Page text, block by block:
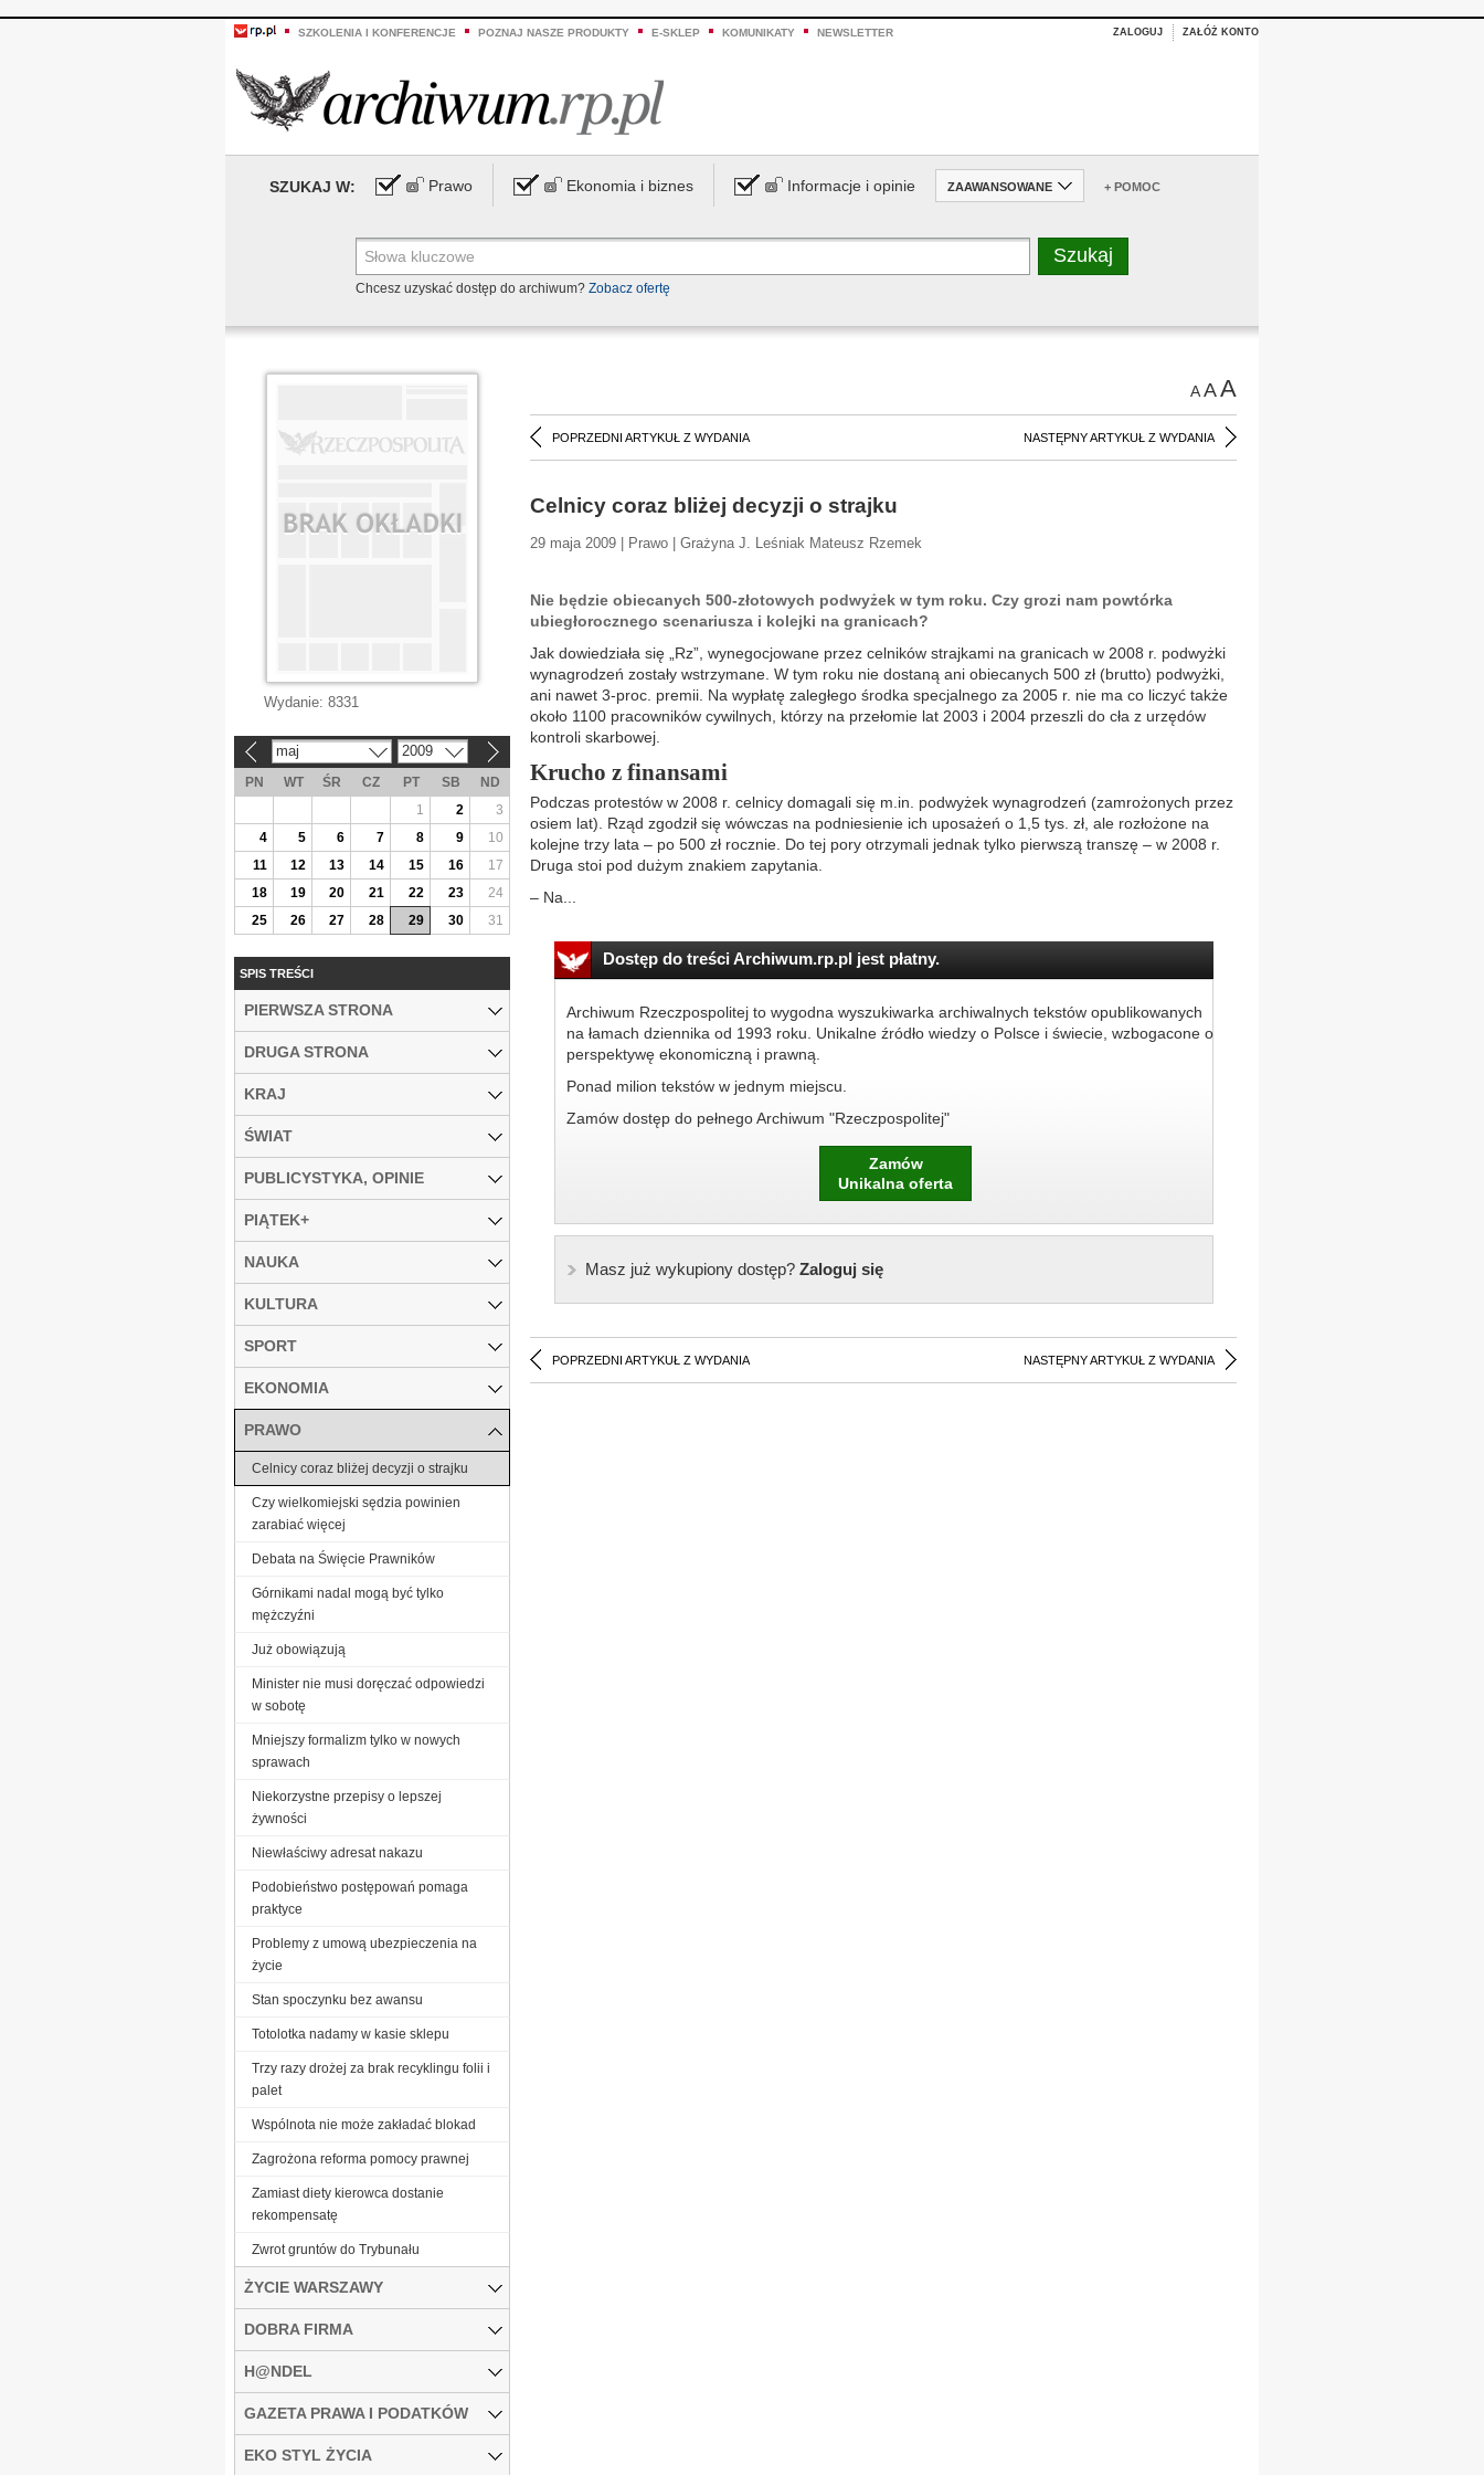
SZKOLENIA I KONFERENCJE POZNAJ NASZE PRODUKTY E-SKLEP KOMUNIKATY NEWSLETTER ZALOGUJ ZAŁÓŻ KONTO
SZUKAJ W: Prawo Ekonomia i biznes Informacje i opinie ZAAWANSOWANE + POMOC
Chcesz uzyskać dostęp do archiwum? Zobacz ofertę
AAA
POPRZEDNI ARTYKUŁ Z WYDANIA NASTĘPNY ARTYKUŁ Z WYDANIA
Celnicy coraz bliżej decyzji o strajku
29 maja 2009 | Prawo | Grażyna J. Leśniak Mateusz Rzemek
Nie będzie obiecanych 500-złotowych podwyżek w tym roku. Czy grozi nam powtórka
ubiegłorocznego scenariusza i kolejki na granicach?
Jak dowiedziała się „Rz”, wynegocjowane przez celników strajkami na granicach w 2008 r. podwyżki
wynagrodzeń zostały wstrzymane. W tym roku nie dostaną ani obiecanych 500 zł (brutto) podwyżki,
ani nawet 3-proc. premii. Na wypłatę zaległego środka specjalnego za 2005 r. nie ma co liczyć także
około 1100 pracowników cywilnych, którzy na przełomie lat 2003 i 2004 przeszli do cła z urzędów
kontroli skarbowej.
Krucho z finansami
Podczas protestów w 2008 r. celnicy domagali się m.in. podwyżek wynagrodzeń (zamrożonych przez
osiem lat). Rząd zgodził się wówczas na podniesienie ich uposażeń o 1,5 tys. zł, ale rozłożone na
kolejne trzy lata – po 500 zł rocznie. Do tej pory otrzymali jednak tylko pierwszą transzę – w 2008 r.
Druga stoi pod dużym znakiem zapytania.
– Na...
Dostęp do treści Archiwum.rp.pl jest płatny.
Archiwum Rzeczpospolitej to wygodna wyszukiwarka archiwalnych tekstów opublikowanych
na łamach dziennika od 1993 roku. Unikalne źródło wiedzy o Polsce i świecie, wzbogacone o
perspektywę ekonomiczną i prawną.
Ponad milion tekstów w jednym miejscu.
Zamów dostęp do pełnego Archiwum "Rzeczpospolitej"
Zamów
Unikalna oferta
Masz już wykupiony dostęp?Zaloguj się
POPRZEDNI ARTYKUŁ Z WYDANIA NASTĘPNY ARTYKUŁ Z WYDANIA
Wydanie: 8331
maj 2009
PN WT ŚR CZ PT SB
ND
1
2
3
4
5 6 7 8 9
10
11
12 13 14 15 16
17
18
19 20 21 22 23
24
25
26 27 28 29 30 31
SPIS TREŚCI
PIERWSZA STRONA
DRUGA STRONA
KRAJ
ŚWIAT
PUBLICYSTYKA, OPINIE
PIĄTEK+
NAUKA
KULTURA
SPORT
EKONOMIA
PRAWO
Celnicy coraz bliżej decyzji o strajku
Czy wielkomiejski sędzia powinien
zarabiać więcej
Debata na Święcie Prawników
Górnikami nadal mogą być tylko
mężczyźni
Już obowiązują
Minister nie musi doręczać odpowiedzi
w sobotę
Mniejszy formalizm tylko w nowych
sprawach
Niekorzystne przepisy o lepszej
żywności
Niewłaściwy adresat nakazu
Podobieństwo postępowań pomaga
praktyce
Problemy z umową ubezpieczenia na
życie
Stan spoczynku bez awansu
Totolotka nadamy w kasie sklepu
Trzy razy drożej za brak recyklingu folii i
palet
Wspólnota nie może zakładać blokad
Zagrożona reforma pomocy prawnej
Zamiast diety kierowca dostanie
rekompensatę
Zwrot gruntów do Trybunału
ŻYCIE WARSZAWY
DOBRA FIRMA
H@NDEL
GAZETA PRAWA I PODATKÓW
EKO STYL ŻYCIA